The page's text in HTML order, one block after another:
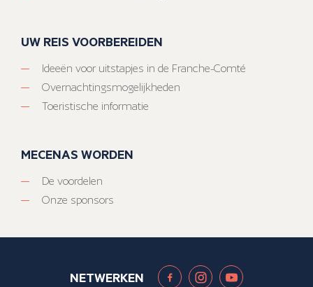
UW REIS VOORBEREIDEN
Ideeën voor uitstapjes in de Franche-Comté
Overnachtingsmogelijkheden
Toeristische informatie
MECENAS WORDEN
De voordelen
Onze sponsors
NETWERKEN